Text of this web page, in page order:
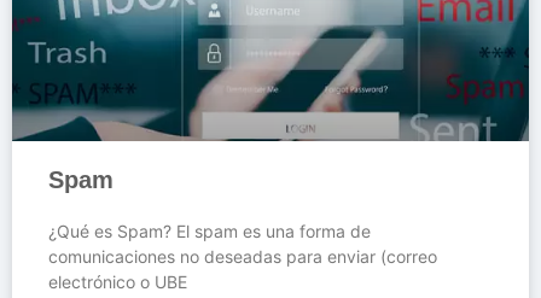
Spam
¿Qué es Spam? El spam es una forma de
comunicaciones no deseadas para enviar (correo
electrónico o UBE